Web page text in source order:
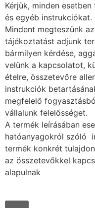
Kérjük, minden
és egyéb instrukciókat.
Mindent megteszünk
tájékoztatást adjunk
bármilyen kérdése,
velünk a kapcsolatot,
ételre, összetevőre
instrukciók
megfelelő
vállalunk felelősséget.
A termék leírásában
hatóanyagokról szóló
termék konkrét
az összetevőkkel
alapulnak